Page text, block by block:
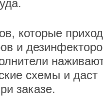
которые
и
схемы и даст
заказе.